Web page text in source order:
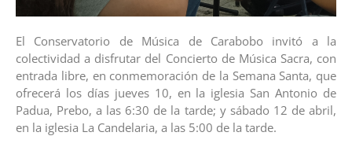
El Conservatorio de Música de Carabobo invitó a la
colectividad a disfrutar del Concierto de Música Sacra, con
entrada libre, en conmemoración de la Semana Santa, que
ofrecerá los días jueves 10, en la iglesia San Antonio de
Padua, Prebo, a las 6:30 de la tarde; y sábado 12 de abril,
en la iglesia La Candelaria, a las 5:00 de la tarde.